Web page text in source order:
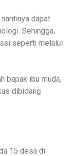
dapat
Sehingga,
seperti melalui
bapak ibu muda,
dibidang
15 desa di